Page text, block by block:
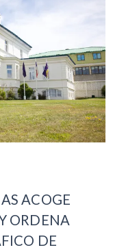
ACOGE
ORDENA
DE